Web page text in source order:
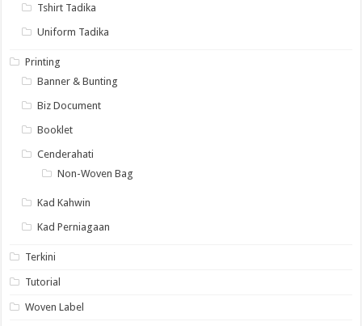
Tshirt Tadika
Uniform Tadika
Printing
Banner & Bunting
Biz Document
Booklet
Cenderahati
Non-Woven Bag
Kad Kahwin
Kad Perniagaan
Terkini
Tutorial
Woven Label